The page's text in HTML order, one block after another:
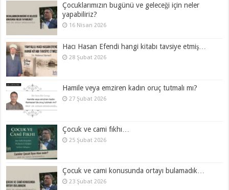
Çocuklarımızın bugünü ve geleceği için neler
yapabiliriz?
16 Nisan 2026
Hacı Hasan Efendi hangi kitabı tavsiye etmiş…
28 Şubat 2026
Hamile veya emziren kadın oruç tutmalı mı?
27 Şubat 2026
Çocuk ve cami fıkhı…
25 Şubat 2026
Çocuk ve cami konusunda ortayı bulamadık…
23 Şubat 2026